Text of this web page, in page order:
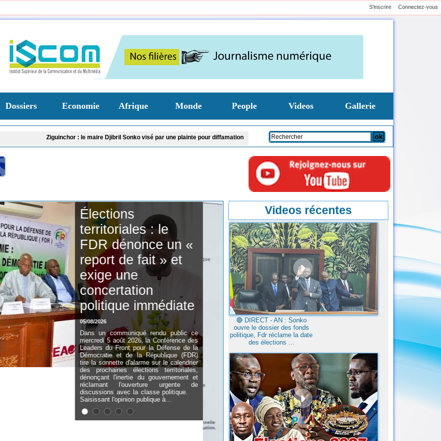
Connectez-vous
S'inscrire
Dossiers Economie Afrique Monde People Videos Gallerie
Ziguinchor : le maire Djibril Sonko visé par une plainte pour diffamation 🔴​ DIRECT - AN : Sonko ouvre le dossier des fonds politique, Fdr réclame la date
Passation de
service au 3FPT :
Soulèye Kane
officiellement
installé, il décline
ses orientations
05/08/2026
Soulèye Kane a officiellement pris
fonction, ce mercredi 5 août 2026, en
qualité de Directeur général du Fonds de
Financement de la Formation
professionnelle et technique (3FPT), à
l'issue de la cérémonie de passation de
service avec son prédécesseur, Dr
Amadou Babo Ba, selon un
communiqué. Nommé en Conseil des
ministres du 16 juillet 2026, le nouveau
Directeur général, Inspecteur...
Videos récentes
🔴​ DIRECT - AN : Sonko
ouvre le dossier des fonds
politique, Fdr réclame la date
des élections ...